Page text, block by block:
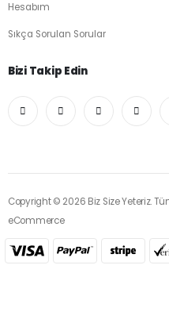
Hesabım
Sıkça Sorulan Sorular
Bizi Takip Edin
Copyright © 2026 Biz Size Yeteriz.
eCommerce